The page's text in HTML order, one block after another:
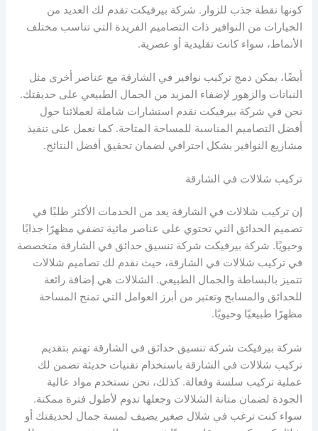
كونها نقطة جذب للزوار. شركة بيرفيكت تقدم لك العديد من
الخيارات من النوافير ذات التصاميم الفريدة التي تناسب مختلف
الأنماط، سواء كانت تقليدية أو عصرية.
أيضًا، يمكن دمج تركيب نوافير في الشارقة مع عناصر أخرى مثل
النباتات والزهور لإضفاء المزيد من الجمال الطبيعي على حديقتك.
نحن في شركة بيرفيكت نقدم استشارات شاملة لعملائنا حول
أفضل التصاميم المناسبة للمساحة المتاحة. كما نعمل على تنفيذ
مشاريع النوافير بشكل احترافي لضمان تحقيق أفضل النتائج.
تركيب شلالات في الشارقة
إن تركيب شلالات في الشارقة يعد من الخدمات الأكثر طلبًا في
تصميم الحدائق التي تحتوي على عناصر مائية تضفي مظهرًا جذابًا
وحيويًا. شركة بيرفيكت شركة تنسيق حدائق في الشارقة متخصصة
في تركيب شلالات في الشارقة، حيث نقدم لك تصاميم شلالات
تتميز بالبساطة والجمال الطبيعي. الشلالات هي إضافة رائعة
للحدائق والمسابح وتعتبر من أبرز العوامل التي تمنح المساحة
مظهرًا طبيعيًا وحيويًا.
شركة بيرفيكت شركة تنسيق حدائق في الشارقة تهتم بتقديم
تركيب شلالات في الشارقة باستخدام تقنيات حديثة تضمن لك
عملية تركيب سلسة وفعالة. كذلك، نحن نستخدم مواد عالية
الجودة لضمان متانة الشلالات وجعلها تدوم لأطول فترة ممكنة.
سواء كنت ترغب في شلال صغير يضيف لمسة جمال لحديقتك أو